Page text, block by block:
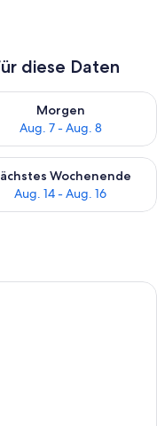
diese Daten
Aug. 6 - Aug. 7.
Morgen
Aug. 7 - Aug. 8
die Verfügbarkeit
Wochenende, Aug. 7
Wochenende
Aug. 14 - Aug. 16
die Verfügbarkeit
mit Bett,